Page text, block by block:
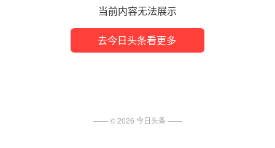
当前内容无法展示
去今日头条看更多
—— ©2026 今日头条 ——